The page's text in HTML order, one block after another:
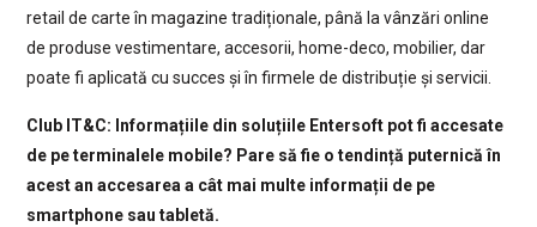
retail de carte în magazine tradiționale, până la vânzări online
de produse vestimentare, accesorii, home-deco, mobilier, dar
poate fi aplicată cu succes și în firmele de distribuție și servicii.
Club IT&C: Informațiile din soluțiile Entersoft pot fi accesate
de pe terminalele mobile? Pare să fie o tendință puternică în
acest an accesarea a cât mai multe informații de pe
smartphone sau tabletă.